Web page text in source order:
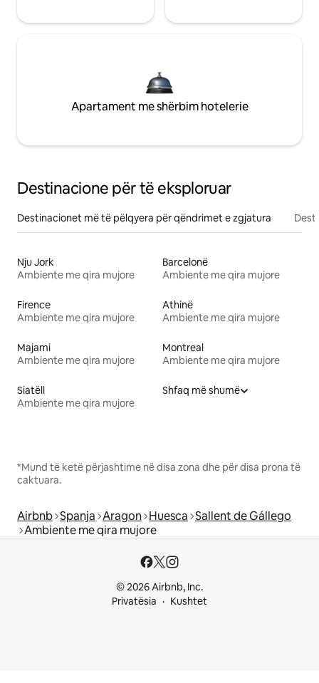
Apartament me shërbim hotelerie
Destinacione për të eksploruar
Destinacionet më të pëlqyera për qëndrimet e zgjatura
Nju Jork
Ambiente me qira mujore
Barcelonë
Ambiente me qira mujore
Firence
Ambiente me qira mujore
Athinë
Ambiente me qira mujore
Majami
Ambiente me qira mujore
Montreal
Ambiente me qira mujore
Siatëll
Ambiente me qira mujore
Shfaq më shumë
*Mund të ketë përjashtime në disa zona dhe për disa prona të
caktuara.
Airbnb Spanja Aragon Huesca Sallent de Gállego
Ambiente me qira mujore
© 2026 Airbnb, Inc.
Privatësia
Kushtet